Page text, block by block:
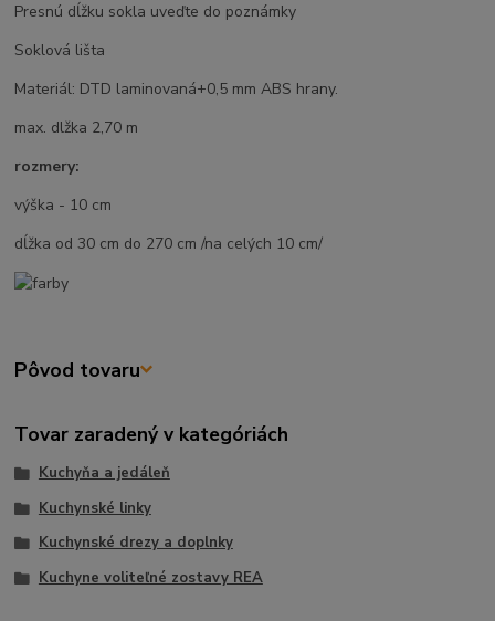
Presnú dĺžku sokla uveďte do poznámky
Soklová lišta
Materiál: DTD laminovaná+0,5 mm ABS hrany.
max. dlžka 2,70 m
rozmery:
výška - 10 cm
dĺžka od 30 cm do 270 cm /na celých 10 cm/
Pôvod tovaru
Tovar zaradený v kategóriách
Kuchyňa a jedáleň
Kuchynské linky
Kuchynské drezy a doplnky
Kuchyne voliteľné zostavy REA